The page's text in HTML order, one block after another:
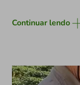
Mas a vida do
Sicredi. Nos
parceiro,
Continuar lendo